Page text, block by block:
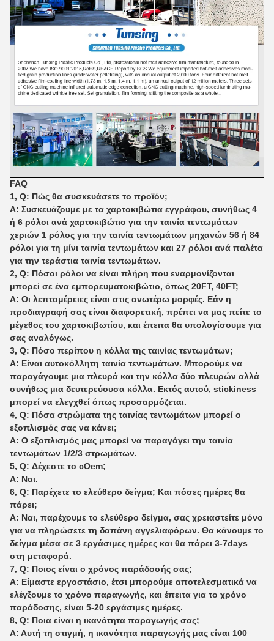
FAQ
1, Q: Πώς θα συσκευάσετε το προϊόν;
Α: Συσκευάζουμε με τα χαρτοκιβώτια εγγράφου, συνήθως 4
ή 6 ρόλοι ανά χαρτοκιβώτιο για την ταινία τεντωμάτων
χεριών 1 ρόλος για την ταινία τεντωμάτων μηχανών 56 ή 84
ρόλοι για τη μίνι ταινία τεντωμάτων και 27 ρόλοι ανά παλέτα
για την τεράστια ταινία τεντωμάτων.
2, Q: Πόσοι ρόλοι να είναι πλήρη που εναρμονίζονται
μπορεί σε ένα εμπορευματοκιβώτιο, όπως 20FT, 40FT;
Α: Οι λεπτομέρειες είναι στις ανωτέρω μορφές. Εάν η
προδιαγραφή σας είναι διαφορετική, πρέπει να μας πείτε το
μέγεθος του χαρτοκιβωτίου, και έπειτα θα υπολογίσουμε για
σας αναλόγως.
3, Q: Πόσο περίπου η κόλλα της ταινίας τεντωμάτων;
Α: Είναι αυτοκόλλητη ταινία τεντωμάτων. Μπορούμε να
παραγάγουμε μια πλευρά και την κόλλα δύο πλευρών αλλά
συνήθως μια δευτερεύουσα κόλλα. Εκτός αυτού, stickiness
μπορεί να ελεγχθεί όπως προσαρμόζεται.
4, Q: Πόσα στρώματα της ταινίας τεντωμάτων μπορεί ο
εξοπλισμός σας να κάνει;
Α: Ο εξοπλισμός μας μπορεί να παραγάγει την ταινία
τεντωμάτων 1/2/3 στρωμάτων.
5, Q: Δέχεστε το cOem;
Α: Ναι.
6, Q: Παρέχετε το ελεύθερο δείγμα; Και πόσες ημέρες θα
πάρει;
Α: Ναι, παρέχουμε το ελεύθερο δείγμα, σας χρειαστείτε μόνο
για να πληρώσετε τη δαπάνη αγγελιαφόρων. Θα κάνουμε το
δείγμα μέσα σε 3 εργάσιμες ημέρες και θα πάρει 3-7days
στη μεταφορά.
7, Q: Ποιος είναι ο χρόνος παράδοσής σας;
Α: Είμαστε εργοστάσιο, έτσι μπορούμε αποτελεσματικά να
ελέγξουμε το χρόνο παραγωγής, και έπειτα για το χρόνο
παράδοσης, είναι 5-20 εργάσιμες ημέρες.
8, Q: Ποια είναι η ικανότητα παραγωγής σας;
Α: Αυτή τη στιγμή, η ικανότητα παραγωγής μας είναι 100